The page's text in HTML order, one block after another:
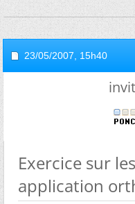
23/05/2007, 15h40
Exercice sur
application